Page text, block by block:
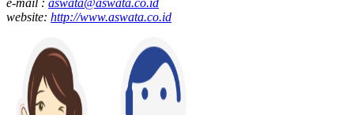
e-mail : aswata@aswata.co.id
website: http://www.aswata.co.id